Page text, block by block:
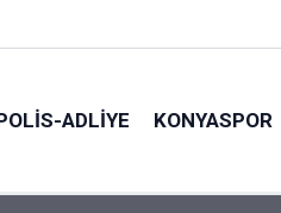
ADLİYE KONYASPOR